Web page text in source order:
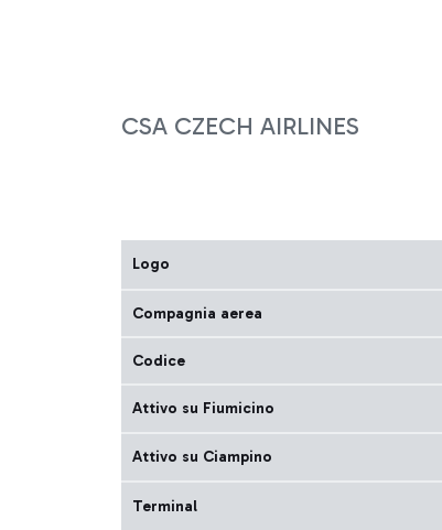
CSA CZECH AIRLINES
Logo
Compagnia aerea
Codice
Attivo su Fiumicino
Attivo su Ciampino
Terminal